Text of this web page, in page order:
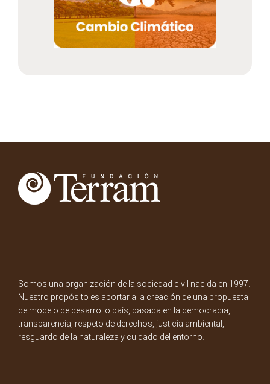
Somos una organización de la sociedad civil nacida en 1997.
Nuestro propósito es aportar a la creación de una propuesta
de modelo de desarrollo país, basada en la democracia,
transparencia, respeto de derechos, justicia ambiental,
resguardo de la naturaleza y cuidado del entorno.